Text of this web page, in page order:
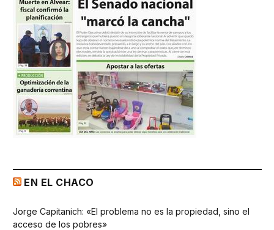
EN EL CHACO
Jorge Capitanich: «El problema no es la propiedad, sino el
acceso de los pobres»